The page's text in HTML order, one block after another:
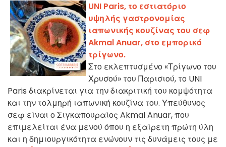
UNI Paris, το εστιατόριο
υψηλής γαστρονομίας
ιαπωνικής κουζίνας του σεφ
Akmal Anuar, στο εμπορικό
τρίγωνο.
Στο εκλεπτυσμένο «Τρίγωνο του
Χρυσού» του Παρισιού, το UNI
Paris διακρίνεται για την διακριτική του κομψότητα
και την τολμηρή ιαπωνική κουζίνα του. Υπεύθυνος
σεφ είναι ο Σιγκαπουραίος Akmal Anuar, που
επιμελείται ένα μενού όπου η εξαίρετη πρώτη ύλη
και η δημιουργικότητα ενώνουν τις δυνάμεις τους με